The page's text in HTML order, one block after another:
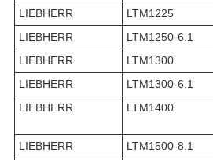
LIEBHERR
LTM1225
LIEBHERR
LTM1250-6.1
LIEBHERR
LTM1300
LIEBHERR
LTM1300-6.1
LIEBHERR
LTM1400
LIEBHERR
LTM1500-8.1